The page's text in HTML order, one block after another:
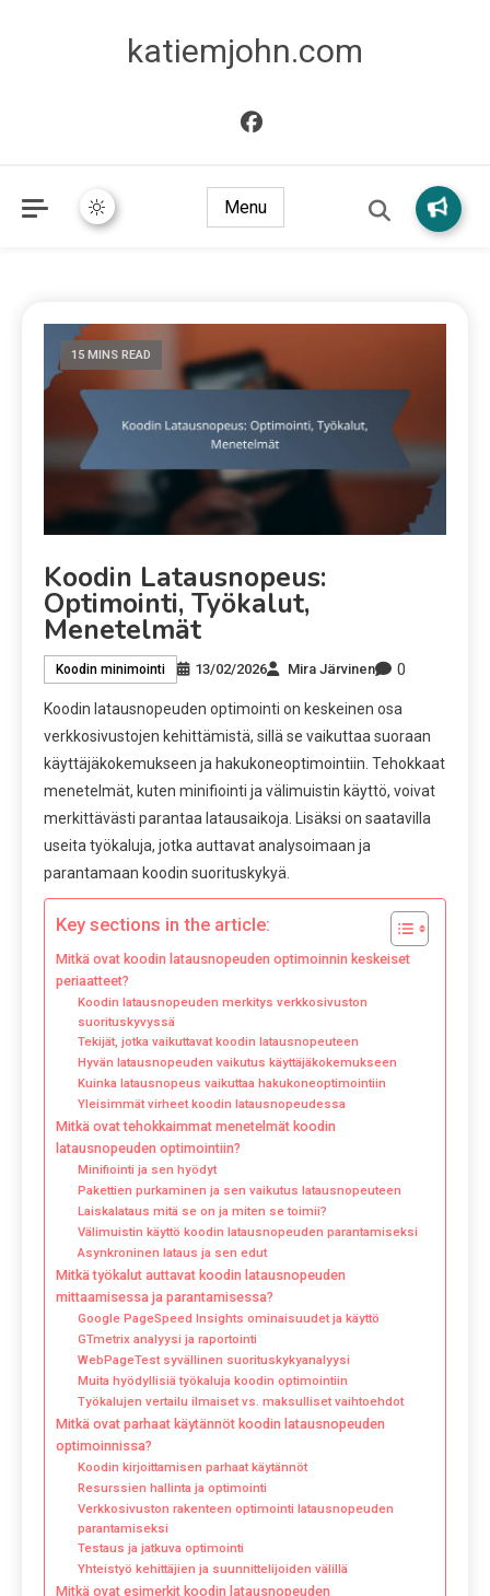
katiemjohn.com
Menu
15 MINS READ
Koodin Latausnopeus:
Optimointi, Työkalut,
Menetelmät
Koodin minimointi 13/02/2026 Mira Järvinen 0
Koodin latausnopeuden optimointi on keskeinen osa
verkkosivustojen kehittämistä, sillä se vaikuttaa suoraan
käyttäjäkokemukseen ja hakukoneoptimointiin. Tehokkaat
menetelmät, kuten minifiointi ja välimuistin käyttö, voivat
merkittävästi parantaa latausaikoja. Lisäksi on saatavilla
useita työkaluja, jotka auttavat analysoimaan ja
parantamaan koodin suorituskykyä.
Key sections in the article:
Mitkä ovat koodin latausnopeuden optimoinnin keskeiset
periaatteet?
Koodin latausnopeuden merkitys verkkosivuston
suorituskyvyssä
Tekijät, jotka vaikuttavat koodin latausnopeuteen
Hyvän latausnopeuden vaikutus käyttäjäkokemukseen
Kuinka latausnopeus vaikuttaa hakukoneoptimointiin
Yleisimmät virheet koodin latausnopeudessa
Mitkä ovat tehokkaimmat menetelmät koodin
latausnopeuden optimointiin?
Minifiointi ja sen hyödyt
Pakettien purkaminen ja sen vaikutus latausnopeuteen
Laiskalataus mitä se on ja miten se toimii?
Välimuistin käyttö koodin latausnopeuden parantamiseksi
Asynkroninen lataus ja sen edut
Mitkä työkalut auttavat koodin latausnopeuden
mittaamisessa ja parantamisessa?
Google PageSpeed Insights ominaisuudet ja käyttö
GTmetrix analyysi ja raportointi
WebPageTest syvällinen suorituskykyanalyysi
Muita hyödyllisiä työkaluja koodin optimointiin
Työkalujen vertailu ilmaiset vs. maksulliset vaihtoehdot
Mitkä ovat parhaat käytännöt koodin latausnopeuden
optimoinnissa?
Koodin kirjoittamisen parhaat käytännöt
Resurssien hallinta ja optimointi
Verkkosivuston rakenteen optimointi latausnopeuden
parantamiseksi
Testaus ja jatkuva optimointi
Yhteistyö kehittäjien ja suunnittelijoiden välillä
Mitkä ovat esimerkit koodin latausnopeuden